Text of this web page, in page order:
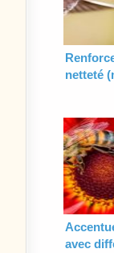
netteté
avec